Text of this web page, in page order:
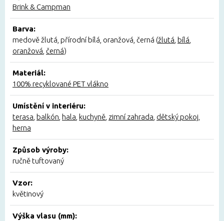
Brink & Campman
Barva:
medově žlutá, přírodní bílá, oranžová, černá (žlutá bílá
oranžová černá)
Materiál:
100% recyklované PET vlákno
Umístění v interiéru:
terasa balkón hala kuchyně zimní zahrada dětský pokoj
herna
Způsob výroby:
ručně tuftovaný
Vzor:
květinový
Výška vlasu (mm):